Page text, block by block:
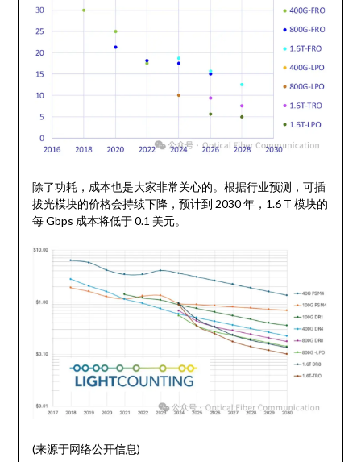
除了功耗，成本也是大家非常关心的。根据行业预测，可插
拔光模块的价格会持续下降，预计到 2030 年，1.6 T 模块的
每 Gbps 成本将低于 0.1 美元。
(来源于网络公开信息)